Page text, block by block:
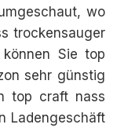
wo
trockensauger
Sie top
sehr günstig
top craft nass
Ladengeschäft